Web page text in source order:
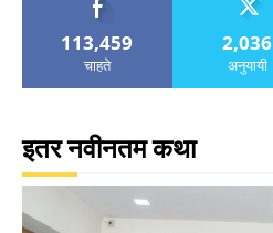
113,459
चाहते
2,036
अनुयायी
इतर नवीनतम कथा